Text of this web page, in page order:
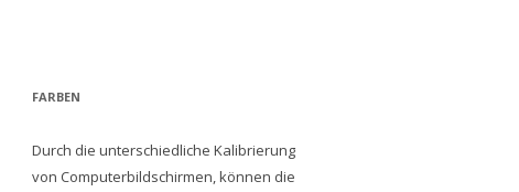
FARBEN
Durch die unterschiedliche Kalibrierung
von Computerbildschirmen, können die